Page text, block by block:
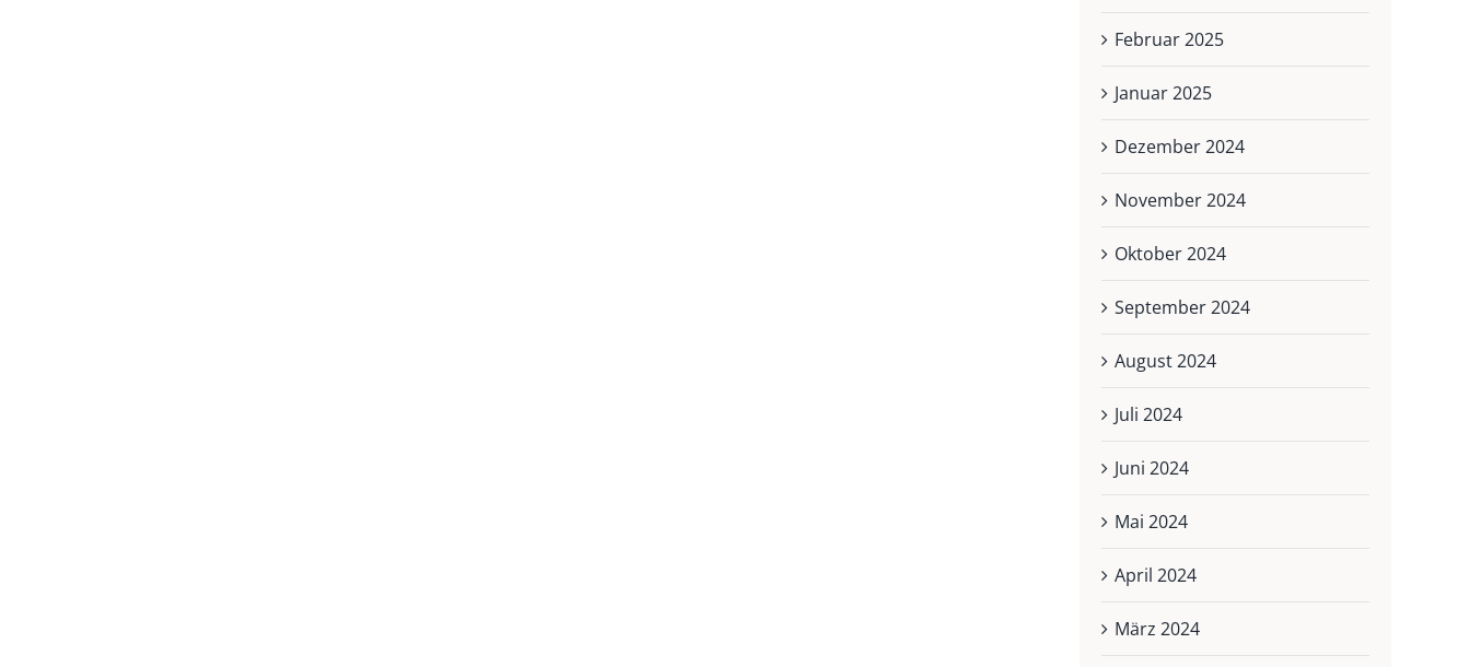
Februar 2025
Januar 2025
Dezember 2024
November 2024
Oktober 2024
September 2024
August 2024
Juli 2024
Juni 2024
Mai 2024
April 2024
März 2024